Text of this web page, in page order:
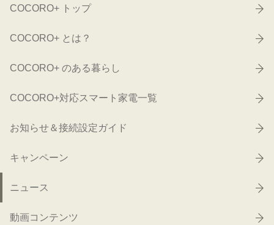
COCORO+ トップ
COCORO+ とは？
COCORO+ のある暮らし
COCORO+対応スマート家電一覧
お知らせ＆接続設定ガイド
キャンペーン
ニュース
動画コンテンツ